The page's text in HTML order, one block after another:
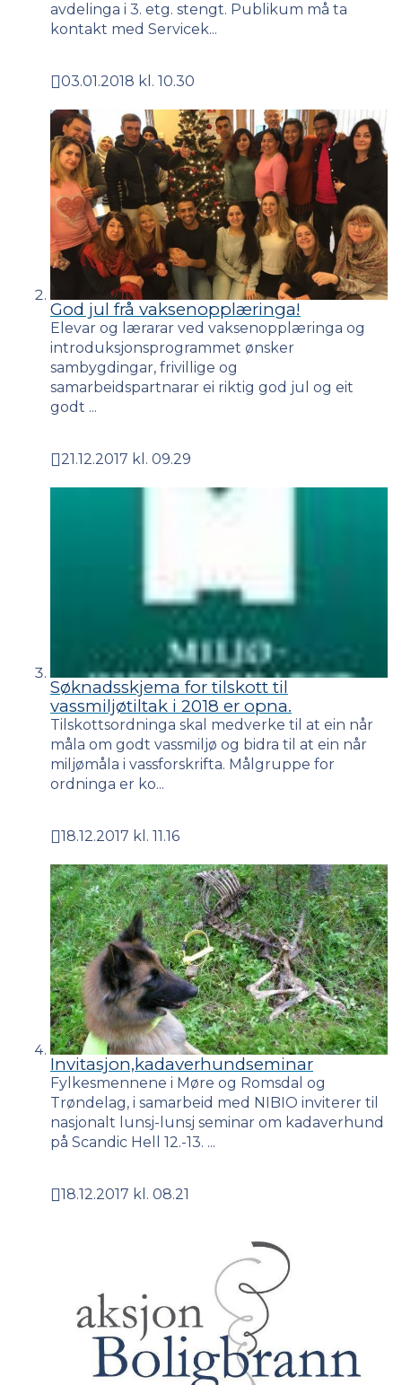
avdelinga i 3. etg. stengt. Publikum må ta
kontakt med Servicek...
Publisert
03.01.2018 kl. 10.30
God jul frå vaksenopplæringa!
Elevar og lærarar ved vaksenopplæringa og
introduksjonsprogrammet ønsker
sambygdingar, frivillige og
samarbeidspartnarar ei riktig god jul og eit
godt ...
Publisert
21.12.2017 kl. 09.29
Søknadsskjema for tilskott til
vassmiljøtiltak i 2018 er opna.
Tilskottsordninga skal medverke til at ein når
måla om godt vassmiljø og bidra til at ein når
miljømåla i vassforskrifta. Målgruppe for
ordninga er ko...
Publisert
18.12.2017 kl. 11.16
Invitasjon,kadaverhundseminar
Fylkesmennene i Møre og Romsdal og
Trøndelag, i samarbeid med NIBIO inviterer til
nasjonalt lunsj-lunsj seminar om kadaverhund
på Scandic Hell 12.-13. ...
Publisert
18.12.2017 kl. 08.21